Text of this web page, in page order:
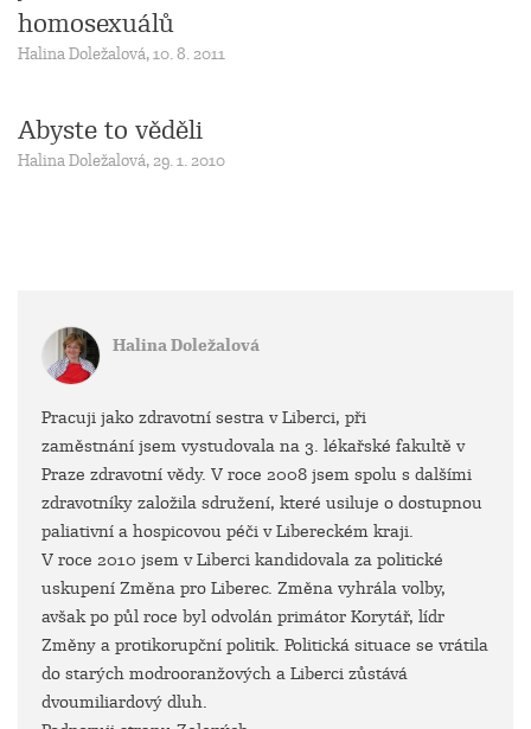
homosexuálů
Halina Doležalová, 10. 8. 2011
Abyste to věděli
Halina Doležalová, 29. 1. 2010
Halina Doležalová
Pracuji jako zdravotní sestra v Liberci, při
zaměstnání jsem vystudovala na 3. lékařské fakultě v
Praze zdravotní vědy. V roce 2008 jsem spolu s dalšími
zdravotníky založila sdružení, které usiluje o dostupnou
paliativní a hospicovou péči v Libereckém kraji.
V roce 2010 jsem v Liberci kandidovala za politické
uskupení Změna pro Liberec. Změna vyhrála volby,
avšak po půl roce byl odvolán primátor Korytář, lídr
Změny a protikorupční politik. Politická situace se vrátila
do starých modrooranžových a Liberci zůstává
dvoumiliardový dluh.